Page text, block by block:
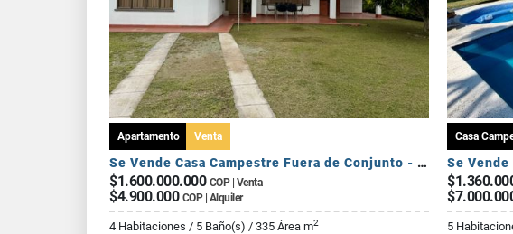
Apartamento Venta
Se Vende Casa Campestre Fuera de Conjunto - Sector Av Centenario
$1.600.000.000 COP | Venta
$4.900.000 COP | Alquiler
4 Habitaciones / 5 Baño(s) / 335 Área m2
Casa
5